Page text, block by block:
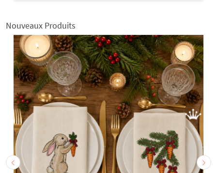
Nouveaux Produits